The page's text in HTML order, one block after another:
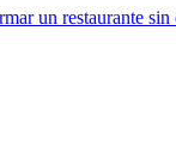
un restaurante sin